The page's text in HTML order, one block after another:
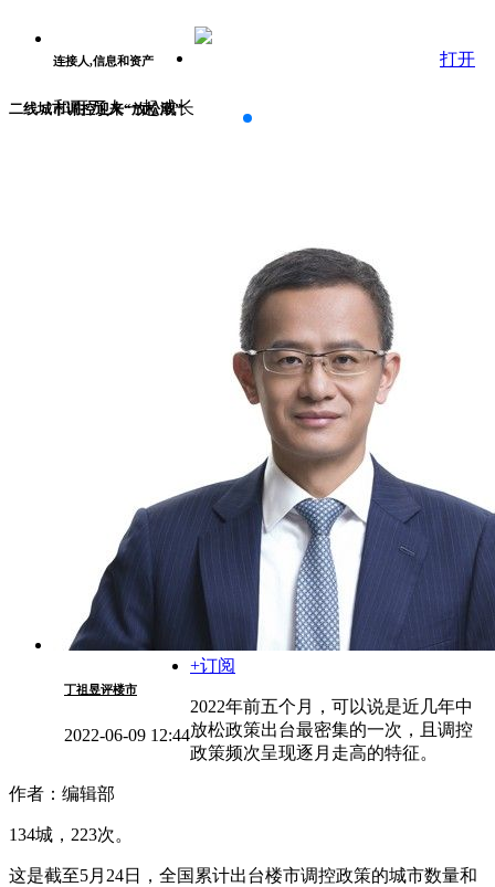
连接人,信息和资产
和百万人一起成长
打开
二线城市调控迎来“放松潮”
丁祖昱评楼市
2022-06-09 12:44
+订阅
2022年前五个月，可以说是近几年中
放松政策出台最密集的一次，且调控
政策频次呈现逐月走高的特征。
作者：编辑部
134城，223次。
这是截至5月24日，全国累计出台楼市调控政策的城市数量和